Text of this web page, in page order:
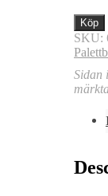
Köp
SKU:
Sidan